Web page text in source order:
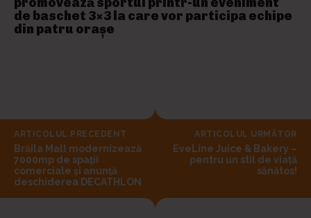
de baschet 3×3 la care vor participa echipe
din patru orașe
ARTICOLUL PRECEDENT
Brăila Mall modernizează
7000mp de spații
comerciale și anunță
deschiderea DECATHLON
ARTICOLUL URMĂTOR
EveLine Juice & Bakery –
pentru un stil de viață
sănătos!